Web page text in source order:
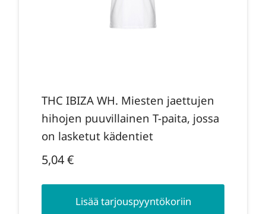
THC IBIZA WH. Miesten jaettujen
hihojen puuvillainen T-paita, jossa
on lasketut kädentiet
5,04€
Lisää tarjouspyyntökoriin